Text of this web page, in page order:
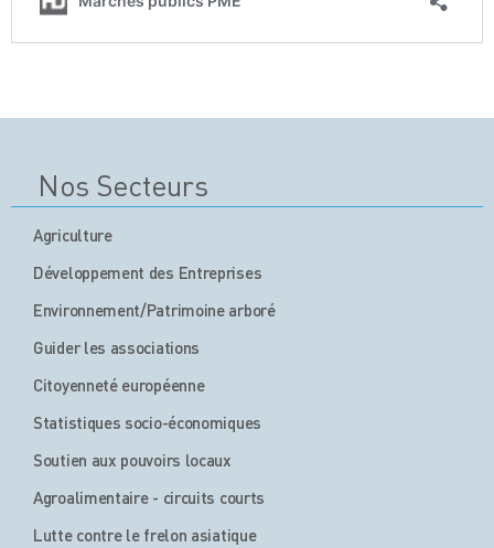
Nos Secteurs
Agriculture
Développement des Entreprises
Environnement/Patrimoine arboré
Guider les associations
Citoyenneté européenne
Statistiques socio-économiques
Soutien aux pouvoirs locaux
Agroalimentaire - circuits courts
Lutte contre le frelon asiatique